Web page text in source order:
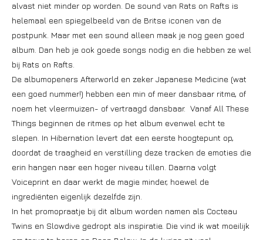
alvast niet minder op worden. De sound van Rats on Rafts is
helemaal een spiegelbeeld van de Britse iconen van de
postpunk. Maar met een sound alleen maak je nog geen goed
album. Dan heb je ook goede songs nodig en die hebben ze wel
bij Rats on Rafts.
De albumopeners Afterworld en zeker Japanese Medicine (wat
een goed nummer!) hebben een min of meer dansbaar ritme, of
noem het vleermuizen- of vertraagd dansbaar. Vanaf All These
Things beginnen de ritmes op het album evenwel echt te
slepen. In Hibernation levert dat een eerste hoogtepunt op,
doordat de traagheid en verstilling deze tracken de emoties die
erin hangen naar een hoger niveau tillen. Daarna volgt
Voiceprint en daar werkt de magie minder, hoewel de
ingrediënten eigenlijk dezelfde zijn.
In het promopraatje bij dit album worden namen als Cocteau
Twins en Slowdive gedropt als inspiratie. Die vind ik wat moeilijk